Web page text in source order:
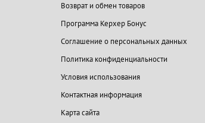
Возврат и обмен товаров
Программа Керхер Бонус
Соглашение о персональных данных
Политика конфиденциальности
Условия использования
Контактная информация
Карта сайта